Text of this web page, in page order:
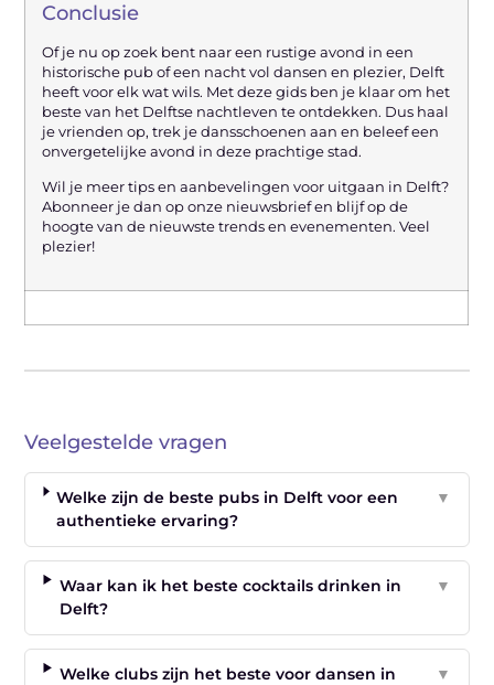
Conclusie
Of je nu op zoek bent naar een rustige avond in een
historische pub of een nacht vol dansen en plezier, Delft
heeft voor elk wat wils. Met deze gids ben je klaar om het
beste van het Delftse nachtleven te ontdekken. Dus haal
je vrienden op, trek je dansschoenen aan en beleef een
onvergetelijke avond in deze prachtige stad.
Wil je meer tips en aanbevelingen voor uitgaan in Delft?
Abonneer je dan op onze nieuwsbrief en blijf op de
hoogte van de nieuwste trends en evenementen. Veel
plezier!
Veelgestelde vragen
Welke zijn de beste pubs in Delft voor een
authentieke ervaring?
▼
Waar kan ik het beste cocktails drinken in
Delft?
▼
Welke clubs zijn het beste voor dansen in
▼